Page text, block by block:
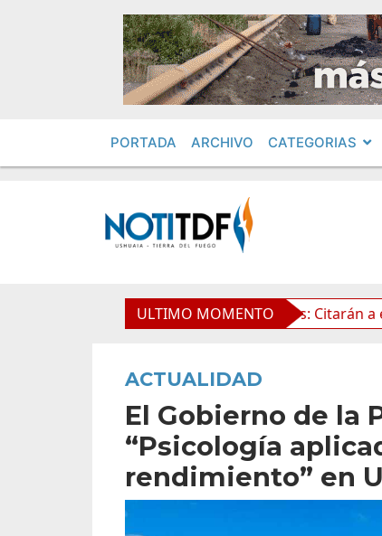
PORTADA ARCHIVO CATEGORIAS
ULTIMO MOMENTO
Propiedad Privada Leolabs: Citarán a
ACTUALIDAD
El Gobierno de la
“Psicología
rendimiento” en